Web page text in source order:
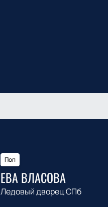
Поп
ЕВА ВЛАСОВА
Ледовый дворец СПб